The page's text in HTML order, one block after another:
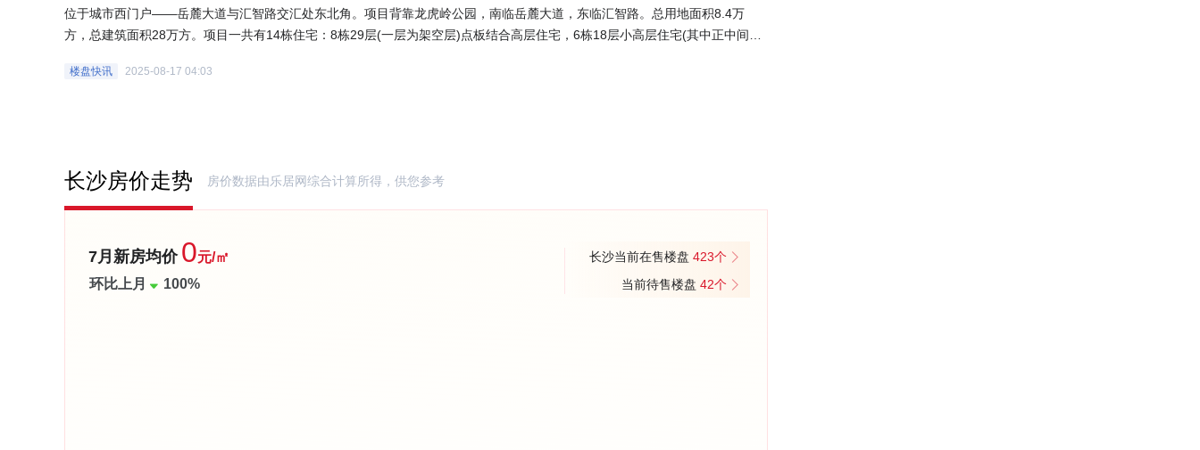
位于城市西门户——岳麓大道与汇智路交汇处东北角。项目背靠龙虎岭公园，南临岳麓大道，东临汇智路。总用地面积8.4万
方，总建筑面积28万方。项目一共有14栋住宅：8栋29层(一层为架空层)点板结合高层住宅，6栋18层小高层住宅(其中正中间4
以及自建公立幼儿园。(来源:乐居网)
楼盘快讯 2025-08-17 04:03
长沙房价走势 房价数据由乐居网综合计算所得，供您参考
7月新房均价 0元/㎡
环比上月
100%
长沙当前在售楼盘 423个
当前待售楼盘 42个